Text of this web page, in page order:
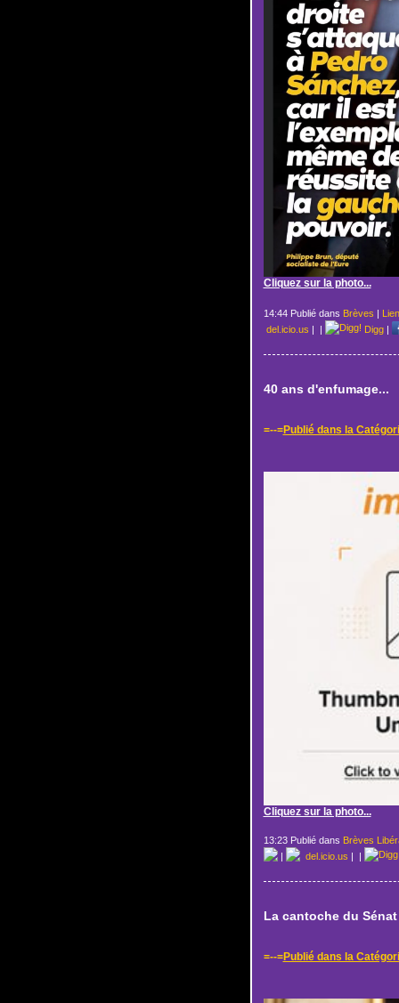
Cliquez sur la photo...
14:44 Publié dans Brèves |
del.icio.us | | Digg|
40 ans d'enfumage...
=--=Publié dans la
Cliquez sur la photo...
13:23 Publié dans Brèves
|
del.icio.us | |
La cantoche du
=--=Publié dans la